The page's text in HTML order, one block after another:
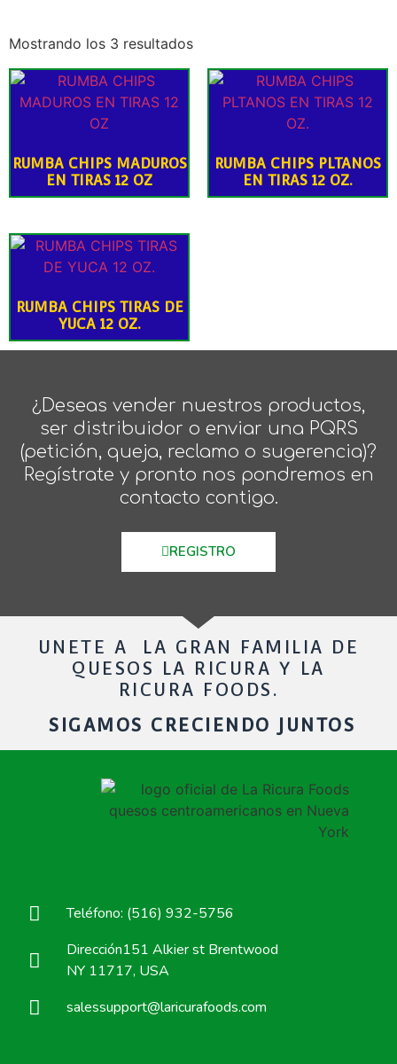
Mostrando los 3 resultados
RUMBA CHIPS MADUROS
EN TIRAS 12 OZ
RUMBA CHIPS PLTANOS
EN TIRAS 12 OZ.
RUMBA CHIPS TIRAS DE
YUCA 12 OZ.
¿Deseas vender nuestros productos,
ser distribuidor o enviar una PQRS
(petición, queja, reclamo o sugerencia)?
Regístrate y pronto nos pondremos en
contacto contigo.
REGISTRO
UNETE A LA GRAN FAMILIA DE
QUESOS LA RICURA Y LA
RICURA FOODS.
SIGAMOS CRECIENDO JUNTOS
Teléfono: (516) 932-5756
Dirección151 Alkier st Brentwood
NY 11717, USA
salessupport@laricurafoods.com